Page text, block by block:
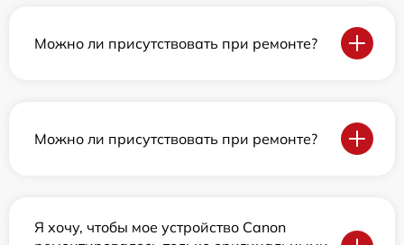
Можно ли присутствовать при ремонте?
Можно ли присутствовать при ремонте?
Я хочу, чтобы мое устройство Canon